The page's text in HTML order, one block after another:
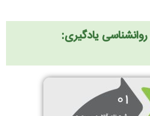
یادگیری: